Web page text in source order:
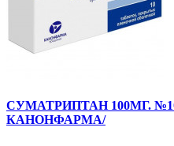
СУМАТРИПТАН 100МГ.
КАНОНФАРМА/